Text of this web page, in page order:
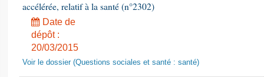
accélérée, relatif à la santé (n°2302)
Date de
dépôt :
20/03/2015
Voir le dossier (Questions sociales et santé : santé)